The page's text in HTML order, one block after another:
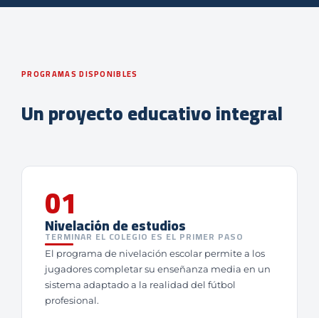
PROGRAMAS DISPONIBLES
Un proyecto educativo integral
01
Nivelación de estudios
TERMINAR EL COLEGIO ES EL PRIMER PASO
El programa de nivelación escolar permite a los
jugadores completar su enseñanza media en un
sistema adaptado a la realidad del fútbol
profesional.